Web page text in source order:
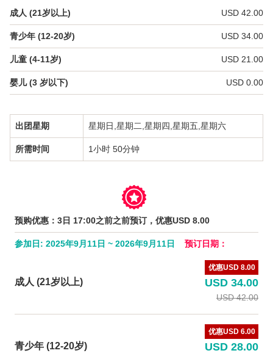
English
日本語
한국어
简体中文
成人 (21岁以上) USD 42.00
青少年 (12-20岁) USD 34.00
儿童 (4-11岁) USD 21.00
婴儿 (3 岁以下) USD 0.00
出团星期 星期日,星期二,星期四,星期五,星期六
所需时间 1小时 50分钟
预购优惠：3日 17:00之前之前预订，优惠USD 8.00
参加日: 2025年9月11日 ~ 2026年9月11日 预订日期：
成人 (21岁以上)
优惠USD 8.00
USD 34.00
USD 42.00
青少年 (12-20岁)
优惠USD 6.00
USD 28.00